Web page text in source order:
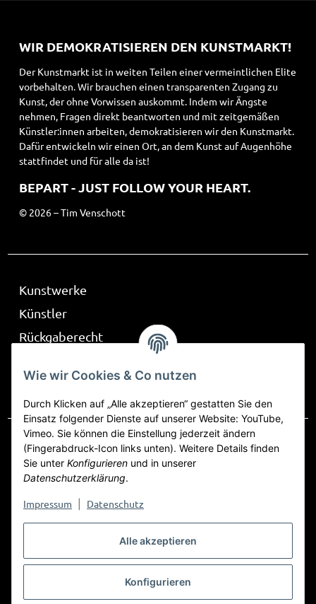
Alle akzeptieren
Konfigurieren
Wie wir Cookies & Co nutzen
Durch Klicken auf „Alle akzeptieren“ gestatten Sie den
Einsatz folgender Dienste auf unserer Website: YouTube,
Vimeo. Sie können die Einstellung jederzeit ändern
(Fingerabdruck-Icon links unten). Weitere Details finden
Sie unter Konfigurieren und in unserer
Datenschutzerklärung.
Impressum Datenschutz
WIR DEMOKRATISIEREN DEN KUNSTMARKT!
Der Kunstmarkt ist in weiten Teilen einer vermeintlichen Elite
vorbehalten. Wir brauchen einen transparenten Zugang zu
Kunst, der ohne Vorwissen auskommt. Indem wir Ängste
nehmen, Fragen direkt beantworten und mit zeitgemäßen
Künstler:innen arbeiten, demokratisieren wir den Kunstmarkt.
Dafür entwickeln wir einen Ort, an dem Kunst auf Augenhöhe
stattfindet und für alle da ist!
BEPART - JUST FOLLOW YOUR HEART.
© 2026 – Tim Venschott
Kunstwerke
Künstler
Rückgaberecht
Frag mich
Vertrag widerrufen
Widerrufsrecht